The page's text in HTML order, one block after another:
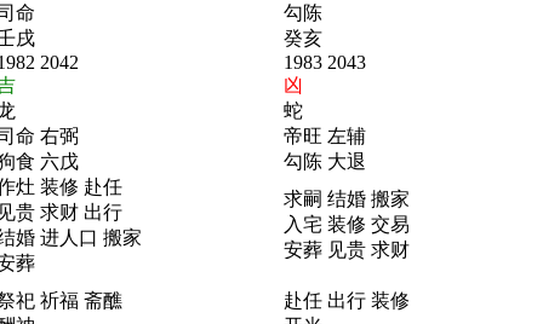
命
勾陈
戌
2042
癸亥
1983 2043
凶
蛇
命 右弼
帝旺 左辅
食 六戊
勾陈 大退
灶 装修 赴任
贵 求财 出行
婚 进人口 搬家
葬
求嗣 结婚 搬家
入宅 装修 交易
安葬 见贵 求财
祀 祈福 斋醮
赴任 出行 装修